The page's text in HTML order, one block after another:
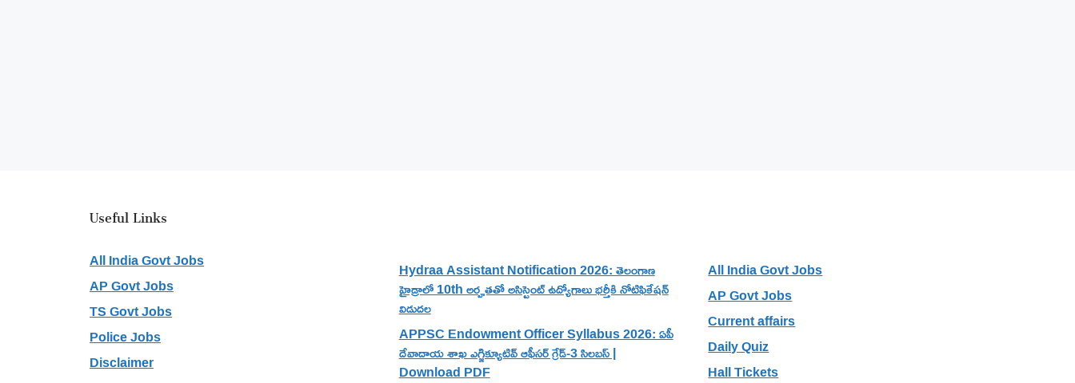
Useful Links
All India Govt Jobs
AP Govt Jobs
TS Govt Jobs
Police Jobs
Disclaimer
Hydraa Assistant Notification 2026: తెలంగాణ
హైడ్రాలో 10th అర్హతతో అసిస్టెంట్ ఉద్యోగాలు భర్తీకి నోటిఫికేషన్
విడుదల
APPSC Endowment Officer Syllabus 2026: ఏపీ
దేవాదాయ శాఖ ఎగ్జిక్యూటివ్ ఆఫీసర్ గ్రేడ్-3 సిలబస్ |
Download PDF
All India Govt Jobs
AP Govt Jobs
Current affairs
Daily Quiz
Hall Tickets